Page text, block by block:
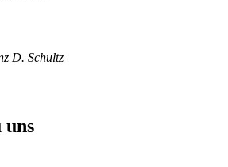
D. Schultz